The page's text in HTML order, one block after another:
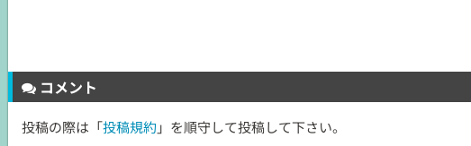
コメント
投稿の際は「投稿規約 」を順守して投稿して下さい。